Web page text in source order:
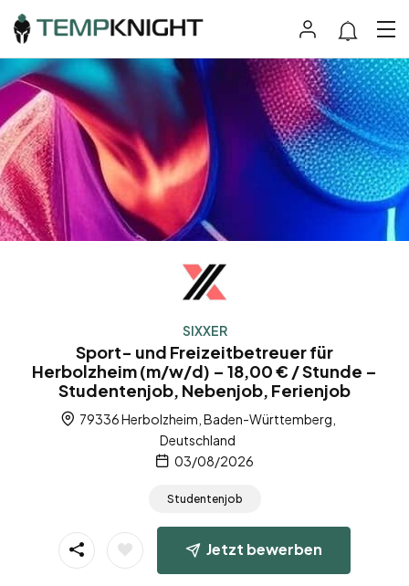
SIXXER
Sport- und Freizeitbetreuer für
Herbolzheim (m/w/d) – 18,00 € / Stunde –
Studentenjob, Nebenjob, Ferienjob
79336 Herbolzheim, Baden-Württemberg,
Deutschland
03/08/2026
Studentenjob
Jetzt bewerben